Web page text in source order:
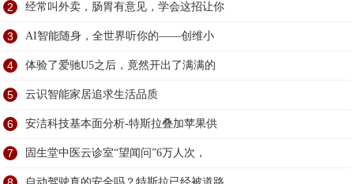
2 经常叫外卖，肠胃有意见，学会这招让你
3 AI智能随身，全世界听你的——创维小
4 体验了爱驰U5之后，竟然开出了满满的
5 云识智能家居追求生活品质
6 安洁科技基本面分析-特斯拉叠加苹果供
7 固生堂中医云诊室“望闻问”6万人次，